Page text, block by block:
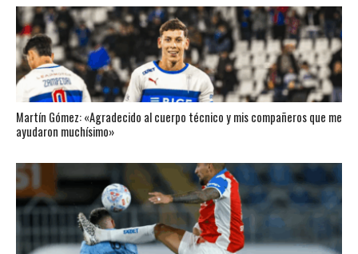
Martín Gómez: «Agradecido al cuerpo técnico y mis compañeros que me
ayudaron muchísimo»